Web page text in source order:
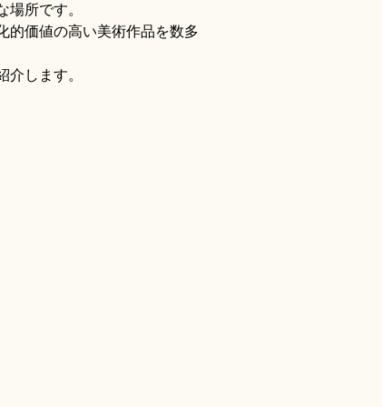
所です。
的価値の高い美術作品を数多
します。